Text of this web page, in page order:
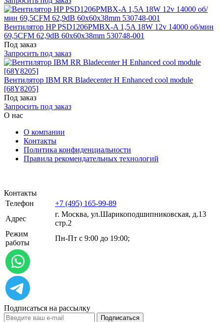
Вентилятор HP PSD1206PMBX-A 1,5A 18W 12v 14000 об/мин
69,5CFM 62,9dB 60x60x38mm 530748-001
Под заказ
Запросить под заказ
Вентилятор IBM RR Bladecenter H Enhanced cool module
[68Y8205]
Под заказ
Запросить под заказ
О нас
О компании
Контакты
Политика конфиденциальности
Правила рекомендательных технологий
Контакты
Телефон
+7 (495) 165-99-89
Адрес
г. Москва, ул.​​Шарикоподшипниковская, д.13
стр.2
Режим
работы
Пн-Пт с 9:00 до 19:00;
Подписаться на рассылку
Подписаться